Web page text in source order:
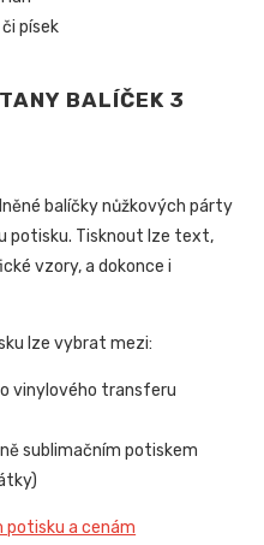
písek
balíčky nůžkových párty
potisku. Tisknout lze text,
vzory, a dokonce i
lze vybrat mezi:
vinylového transferu
sublimačním potiskem
a cenám